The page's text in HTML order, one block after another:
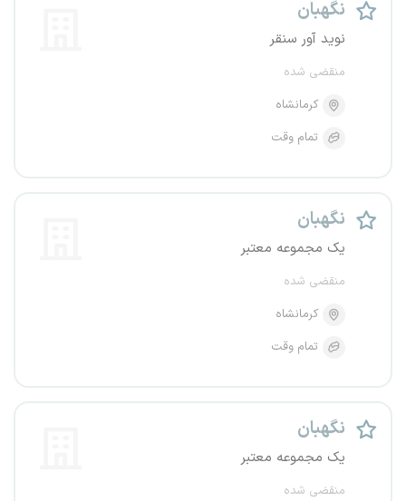
نگهبان
نوید آور سنقر
منقضی شده
کرمانشاه
تمام وقت
نگهبان
یک مجموعه معتبر
منقضی شده
کرمانشاه
تمام وقت
نگهبان
یک مجموعه معتبر
منقضی شده